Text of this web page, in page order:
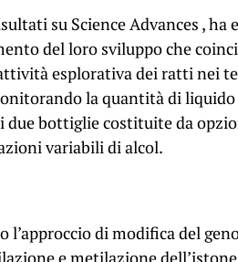
su Science Advances ,
del loro sviluppo che
esplorativa dei ratti nei
la quantità di
due bottiglie costituite da
variabili di alcol.
di modifica del